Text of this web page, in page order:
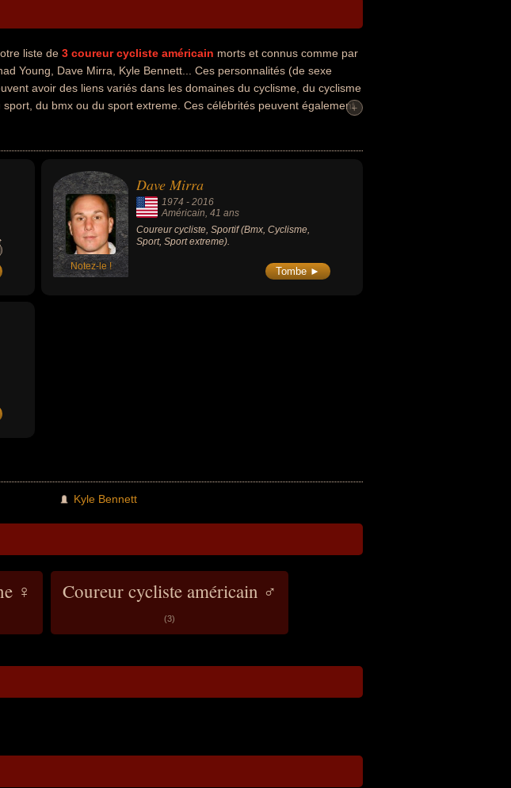
liste de 3 coureur cycliste américain morts et connus comme par
Young, Dave Mirra, Kyle Bennett... Ces personnalités (de sexe
avoir des liens variés dans les domaines du cyclisme, du cyclisme
sport, du bmx ou du sport extreme. Ces célébrités peuvent également+
Notez-le !
Dave Mirra
1974 -2016
Américain, 41 ans
Coureur cycliste, Sportif (Bmx, Cyclisme,
Sport, Sport extreme).
Tombe ►
Kyle Bennett
♀ Coureur cycliste américain ♂
(3)